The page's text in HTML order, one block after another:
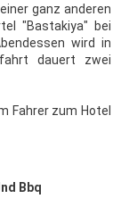
ganz anderen
"Bastakiya" bei
wird in
dauert zwei
Fahrer zum Hotel
Bbq